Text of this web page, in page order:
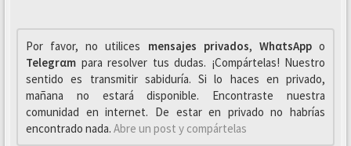
Por favor, no utilices mensajes privados, WhαtsAppo
Telegrαm para resolver tus dudas. ¡Compártelas! Nuestro
sentido es transmitir sabiduría. Si lo haces en privado,
mañana no estará disponible. Encontraste nuestra
comunidad en internet. De estar en privado no habrías
encontrado nada. Abre un post y compártelas